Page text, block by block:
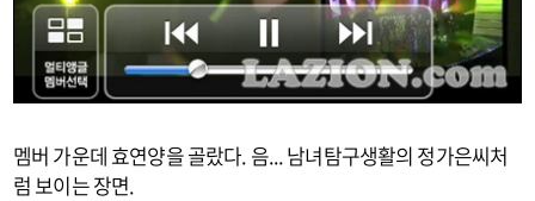
멤버 가운데 효연양을 골랐다. 음... 남녀탐구생활의 정가은씨처
럼 보이는 장면.